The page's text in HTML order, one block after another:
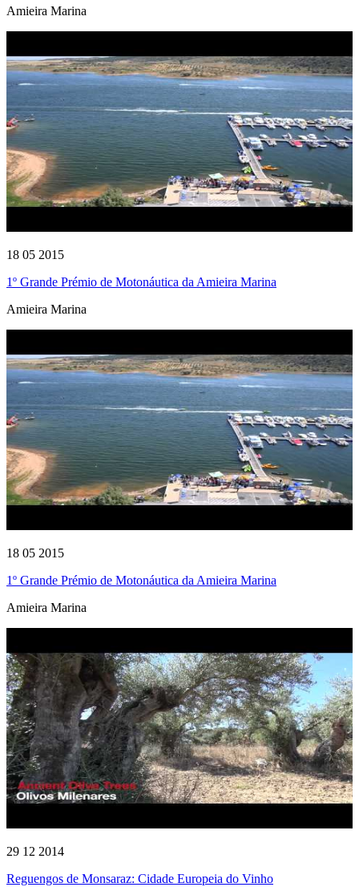
Amieira Marina
18 05 2015
1º Grande Prémio de Motonáutica da Amieira Marina
Amieira Marina
18 05 2015
1º Grande Prémio de Motonáutica da Amieira Marina
Amieira Marina
29 12 2014
Reguengos de Monsaraz: Cidade Europeia do Vinho